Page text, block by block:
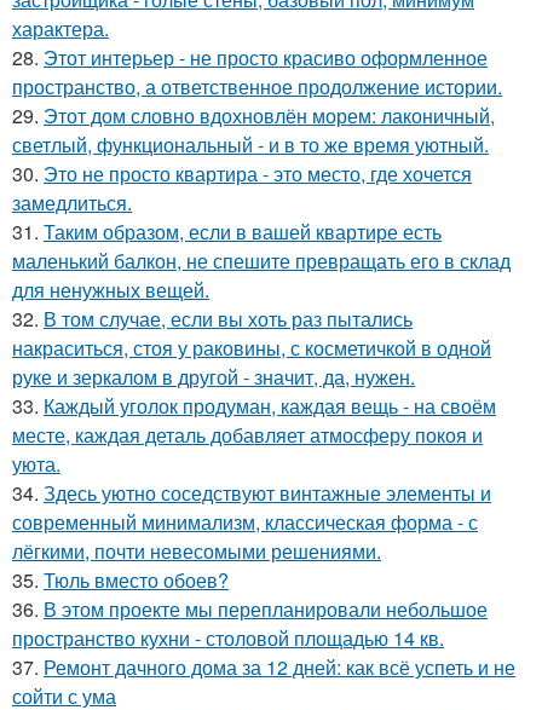
характера.
28. Этот интерьер - не просто красиво оформленное
пространство, а ответственное продолжение истории.
29. Этот дом словно вдохновлён морем: лаконичный,
светлый, функциональный - и в то же время уютный.
30. Это не просто квартира - это место, где хочется
замедлиться.
31. Таким образом, если в вашей квартире есть
маленький балкон, не спешите превращать его в склад
для ненужных вещей.
32. В том случае, если вы хоть раз пытались
накраситься, стоя у раковины, с косметичкой в одной
руке и зеркалом в другой - значит, да, нужен.
33. Каждый уголок продуман, каждая вещь - на своём
месте, каждая деталь добавляет атмосферу покоя и
уюта.
34. Здесь уютно соседствуют винтажные элементы и
современный минимализм, классическая форма - с
лёгкими, почти невесомыми решениями.
35. Тюль вместо обоев?
36. В этом проекте мы перепланировали небольшое
пространство кухни - столовой площадью 14 кв.
37. Ремонт дачного дома за 12 дней: как всё успеть и не
сойти с ума